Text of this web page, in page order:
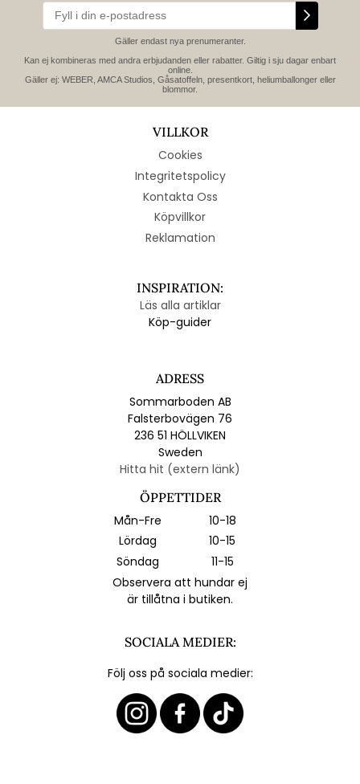
Gäller endast nya prenumeranter.
Kan ej kombineras med andra erbjudanden eller rabatter. Giltig i sju dagar enbart
online.
Gäller ej: WEBER, AMCA Studios, Gåsatoffeln, presentkort, heliumballonger eller
blommor.
VILLKOR
Cookies
Integritetspolicy
Kontakta Oss
Köpvillkor
Reklamation
INSPIRATION:
Läs alla artiklar
Köp-guider
ADRESS
Sommarboden AB
Falsterbovägen 76
236 51 HÖLLVIKEN
Sweden
Hitta hit (extern länk)
ÖPPETTIDER
Mån-Fre
10-18
Lördag
10-15
Söndag
11-15
Observera att hundar ej
är tillåtna i butiken.
SOCIALA MEDIER:
Följ oss på sociala medier: